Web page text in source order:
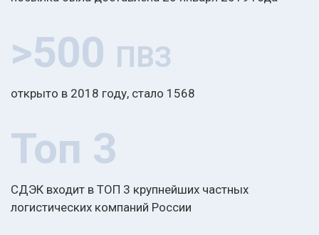
>500 ПВЗ
открыто в 2018 году, стало 1568
Топ 3
СДЭК входит в ТОП 3 крупнейших частных
логистических компаний России